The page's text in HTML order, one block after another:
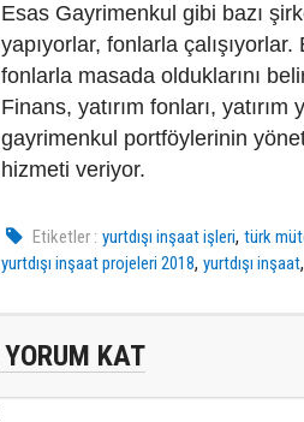
Esas Gayrimenkul gibi bazı
yapıyorlar, fonlarla
fonlarla masada olduklarını
Finans, yatırım fonları, yatırım
gayrimenkul portföylerinin
hizmeti veriyor.
Etiketler : yurtdışı inşaat işleri,türk
yurtdışı inşaat projeleri 2018, yurtdışı inşaat,
YORUM KAT